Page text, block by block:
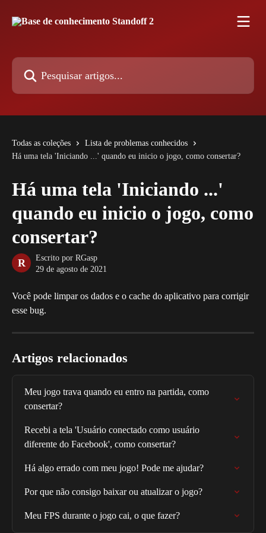
Pesquisar artigos...
Todas as coleções
Lista de problemas conhecidos
Há uma tela 'Iniciando ...' quando eu inicio o jogo, como consertar?
Há uma tela 'Iniciando ...'
quando eu inicio o jogo, como
consertar?
R Escrito por RGasp
29 de agosto de 2021
Você pode limpar os dados e o cache do aplicativo para corrigir
esse bug.
Artigos relacionados
Meu jogo trava quando eu entro na partida, como
consertar?
Recebi a tela 'Usuário conectado como usuário
diferente do Facebook', como consertar?
Há algo errado com meu jogo! Pode me ajudar?
Por que não consigo baixar ou atualizar o jogo?
Meu FPS durante o jogo cai, o que fazer?